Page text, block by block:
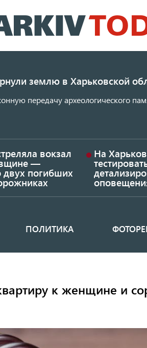
к
основному
землю в Харьковской
передачу археологического
вокзал
—
двух погибших
На
ПОЛИТИКА
к женщине и